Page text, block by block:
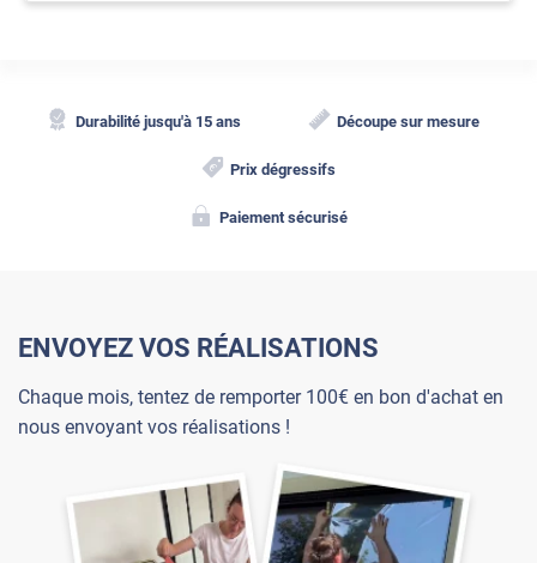
Durabilité jusqu'à 15 ans Découpe sur mesure
Prix dégressifs
Paiement sécurisé
ENVOYEZ VOS RÉALISATIONS
Chaque mois, tentez de remporter 100€ en bon d'achat en
nous envoyant vos réalisations !